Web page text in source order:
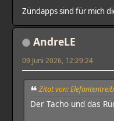
Zündapps sind für mich
AndreLE
09 Juni 2026, 12:29:24
Zitat von:
Der Tacho und das